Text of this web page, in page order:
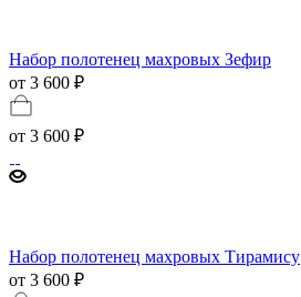
Набор полотенец махровых Зефир
от 3 600 ₽
от 3 600 ₽
Набор полотенец махровых Тирамису
от 3 600 ₽